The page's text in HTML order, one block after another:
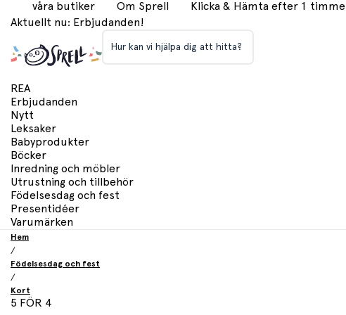
våra butiker Om Sprell Klicka & Hämta efter 1 timme
Aktuellt nu: Erbjudanden!
Hur kan vi hjälpa dig att hitta?
REA
Erbjudanden
Nytt
Leksaker
Babyprodukter
Böcker
Inredning och möbler
Utrustning och tillbehör
Födelsesdag och fest
Presentidéer
Varumärken
Hem
/
Födelsesdag och fest
/
Kort
5 FÖR 4